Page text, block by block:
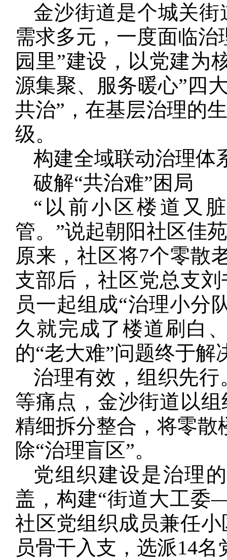
金沙街道是个城关
需求多元，一度面临
园里”建设，以党建为
源集聚、服务暖心”四
共治”，在基层治理的
级。
构建全域联动治理体
破解“共治难”困局
“以前小区楼道又
管。”说起朝阳社区佳
原来，社区将7个零散
支部后，社区党总支
员一起组成“治理小分
久就完成了楼道刷白
的“老大难”问题终于解
治理有效，组织先
等痛点，金沙街道以
精细拆分整合，将零散
除“治理盲区”。
党组织建设是治理
盖，构建“街道大工
社区党组织成员兼任
员骨干入支，选派14